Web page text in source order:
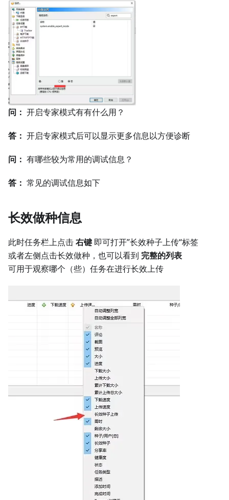
问： 开启专家模式有有什么用？
答： 开启专家模式后可以显示更多信息以方便诊断
问： 有哪些较为常用的调试信息？
答： 常见的调试信息如下
长效做种信息
此时任务栏上点击右键 即可打开”长效种子上传“标签
或者左侧点击长效做种，也可以看到 完整的列表
可用于观察哪个（些）任务在进行长效上传